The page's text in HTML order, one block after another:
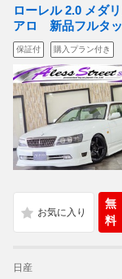
ローレル 2.0 メダ
アロ 新品フルタ
保証付 購入プラン付き
無
料
日産